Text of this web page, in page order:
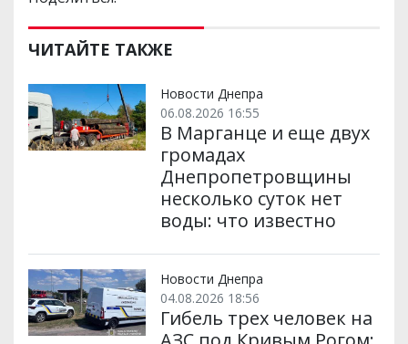
ЧИТАЙТЕ ТАКЖЕ
Новости Днепра
06.08.2026 16:55
В Марганце и еще двух
громадах
Днепропетровщины
несколько суток нет
воды: что известно
Новости Днепра
04.08.2026 18:56
Гибель трех человек на